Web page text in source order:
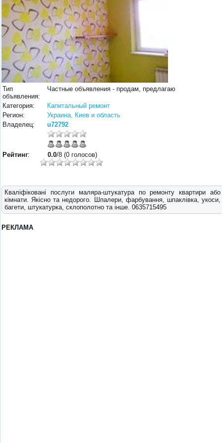
Тип
объявления:
Частные объявления - продам, предлагаю
Категория:
Капитальный ремонт
Регион:
Украина, Киев и область
Владелец:
u72792
Рейтинг: 0.0/8 (0 голосов)
Кваліфіковані послуги маляра-штукатура по ремонту квартири або
кімнати. Якісно та недорого. Шпалери, фарбування, шпаклівка, укоси,
багети, штукатурка, склополотно та інше. 0635715495
РЕКЛАМА